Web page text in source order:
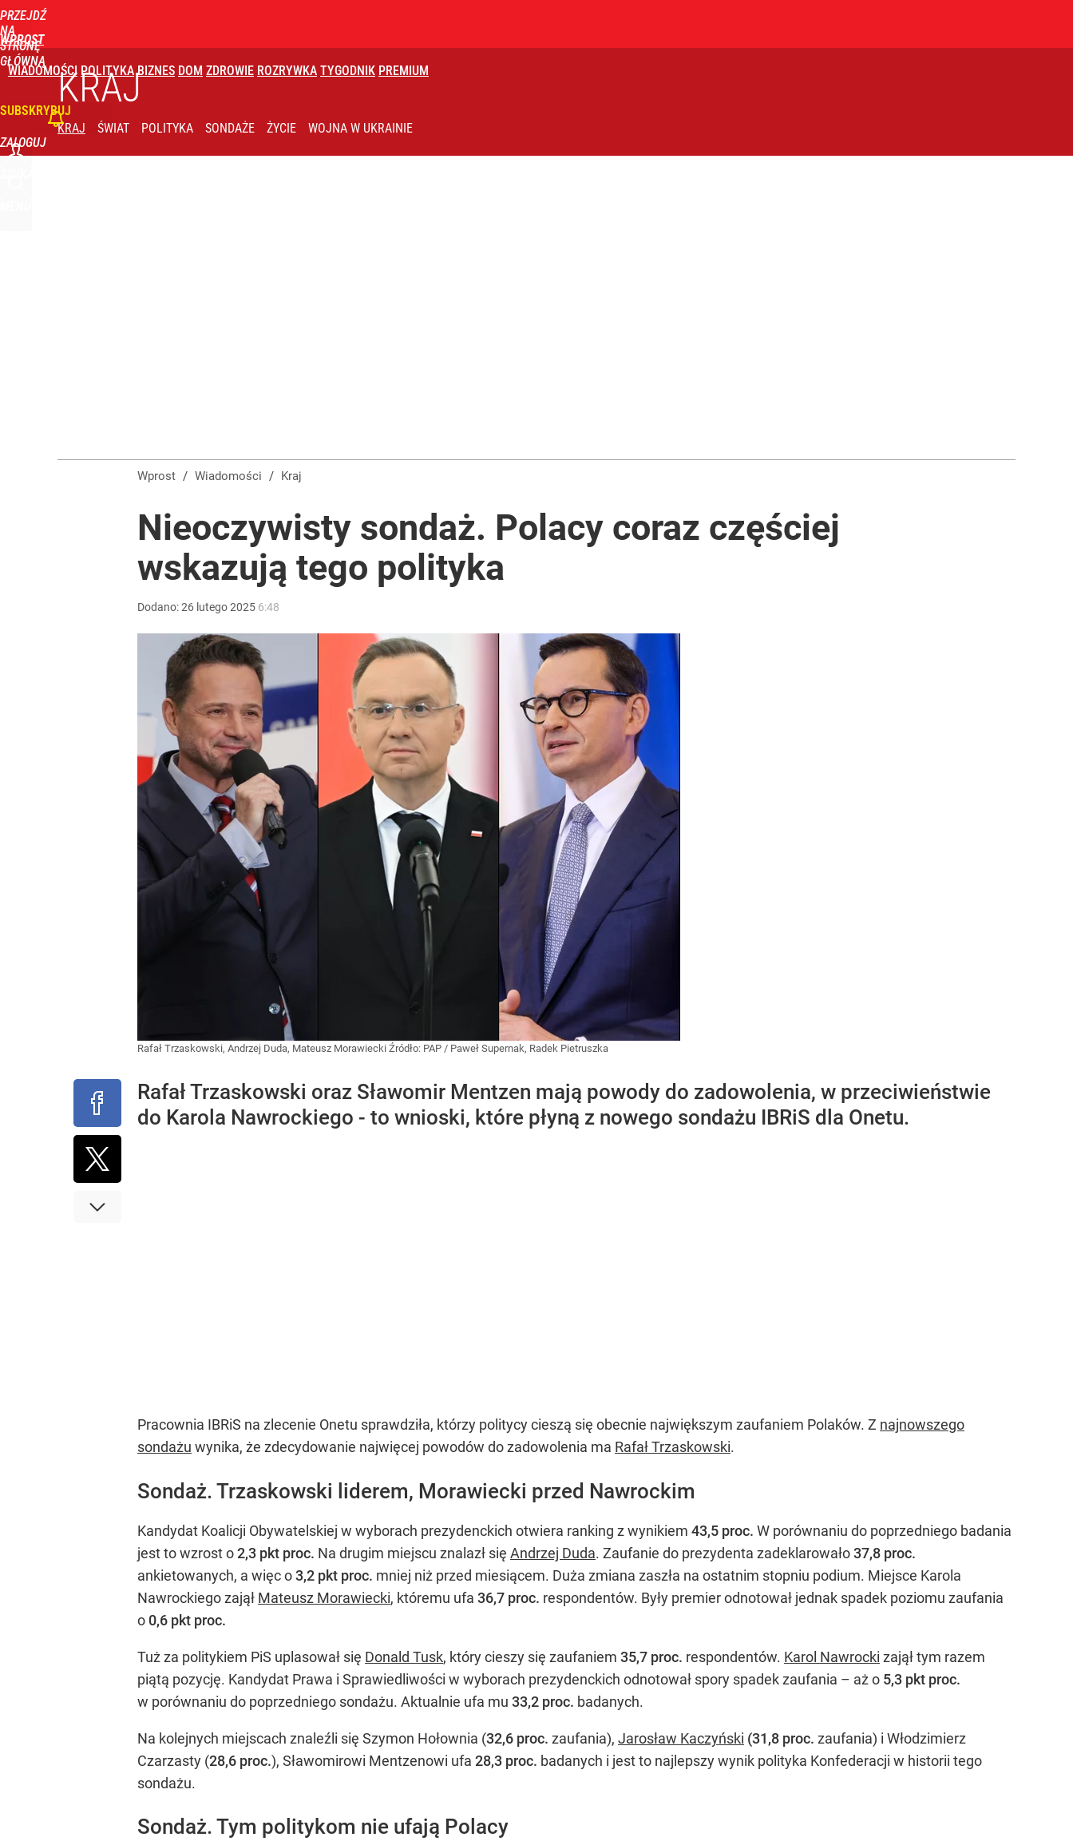
PRZEJDŹ
NA
STRONĘ
GŁÓWNĄ
WPROST
WIADOMOŚCI POLITYKA BIZNES DOM ZDROWIE ROZRYWKA TYGODNIK PREMIUM
SUBSKRYBUJ
ZALOGUJ
KRAJ
KRAJ ŚWIAT POLITYKA SONDAŻE ŻYCIE WOJNA W UKRAINIE
Wprost / Wiadomości / Kraj
Nieoczywisty sondaż. Polacy coraz częściej
wskazują tego polityka
Dodano:26 lutego2025 6:48
Rafał Trzaskowski, Andrzej Duda, Mateusz Morawiecki Źródło: PAP / Paweł Supernak, Radek Pietruszka
Rafał Trzaskowski oraz Sławomir Mentzen mają powody do zadowolenia, w przeciwieństwie
do Karola Nawrockiego - to wnioski, które płyną z nowego sondażu IBRiS dla Onetu.
Pracownia IBRiS na zlecenie Onetu sprawdziła, którzy politycy cieszą się obecnie największym zaufaniem Polaków. Z najnowszego
sondażu wynika, że zdecydowanie najwięcej powodów do zadowolenia ma Rafał Trzaskowski.
Sondaż. Trzaskowski liderem, Morawiecki przed Nawrockim
Kandydat Koalicji Obywatelskiej w wyborach prezydenckich otwiera ranking z wynikiem 43,5 proc. W porównaniu do poprzedniego badania
jest to wzrost o2,3 pkt proc. Na drugim miejscu znalazł się Andrzej Duda. Zaufanie do prezydenta zadeklarowało37,8 proc.
ankietowanych, a więc o3,2 pkt proc. mniej niż przed miesiącem. Duża zmiana zaszła na ostatnim stopniu podium. Miejsce Karola
Nawrockiego zajął Mateusz Morawiecki, któremu ufa 36,7 proc. respondentów. Były premier odnotował jednak spadek poziomu zaufania
o 0,6 pkt proc.
Tuż za politykiem PiS uplasował się Donald Tusk, który cieszy się zaufaniem 35,7 proc. respondentów. Karol Nawrocki zajął tym razem
piątą pozycję. Kandydat Prawa i Sprawiedliwości w wyborach prezydenckich odnotował spory spadek zaufania – aż o 5,3 pkt proc.
w porównaniu do poprzedniego sondażu. Aktualnie ufa mu 33,2 proc. badanych.
Na kolejnych miejscach znaleźli się Szymon Hołownia (32,6 proc. zaufania), Jarosław Kaczyński (31,8 proc. zaufania) i Włodzimierz
Czarzasty (28,6 proc.), Sławomirowi Mentzenowi ufa 28,3 proc. badanych i jest to najlepszy wynik polityka Konfederacji w historii tego
sondażu.
Sondaż. Tym politykom nie ufają Polacy